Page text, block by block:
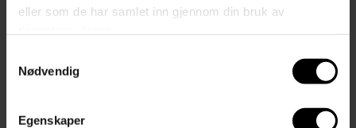
eller som de har samlet inn gjennom din bruk av
Nødvendig
Egenskaper